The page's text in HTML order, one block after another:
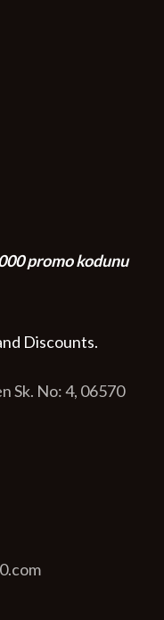
promo kodunu
Discounts.
Sk. No: 4, 06570